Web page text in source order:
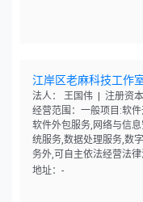
江岸区老麻科技工作
法人： 王国伟 | 注册资
经营范围：一般项目:软
软件外包服务,网络与信
统服务,数据处理服务,数
务外,可自主依法经营法律
地址：-